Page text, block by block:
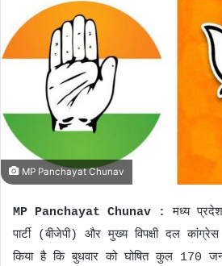
d
a
n
e
m
i
MP Panchayat Chunav
MP Panchayat Chunav :मध्य
पार्टी (बीजेपी) और मुख्य विपक्षी दल
किया है कि बुधवार को घोषित कुल 170